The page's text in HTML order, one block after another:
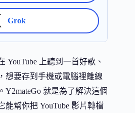
Grok
YouTube 上聽到一首好歌、
想要存到手機或電腦裡離線
就是為了解決這個
能幫你把 YouTube 影片轉檔